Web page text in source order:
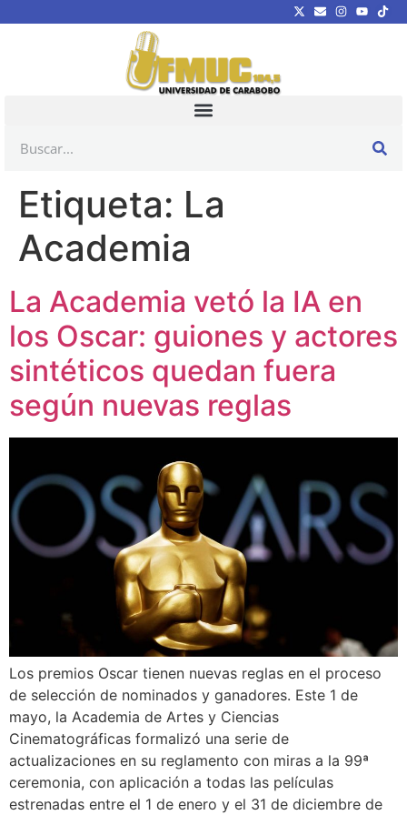
Etiqueta: La
Academia
La Academia vetó la IA en
los Oscar: guiones y actores
sintéticos quedan fuera
según nuevas reglas
Los premios Oscar tienen nuevas reglas en el proceso
de selección de nominados y ganadores. Este 1 de
mayo, la Academia de Artes y Ciencias
Cinematográficas formalizó una serie de
actualizaciones en su reglamento con miras a la 99ª
ceremonia, con aplicación a todas las películas
estrenadas entre el 1 de enero y el 31 de diciembre de